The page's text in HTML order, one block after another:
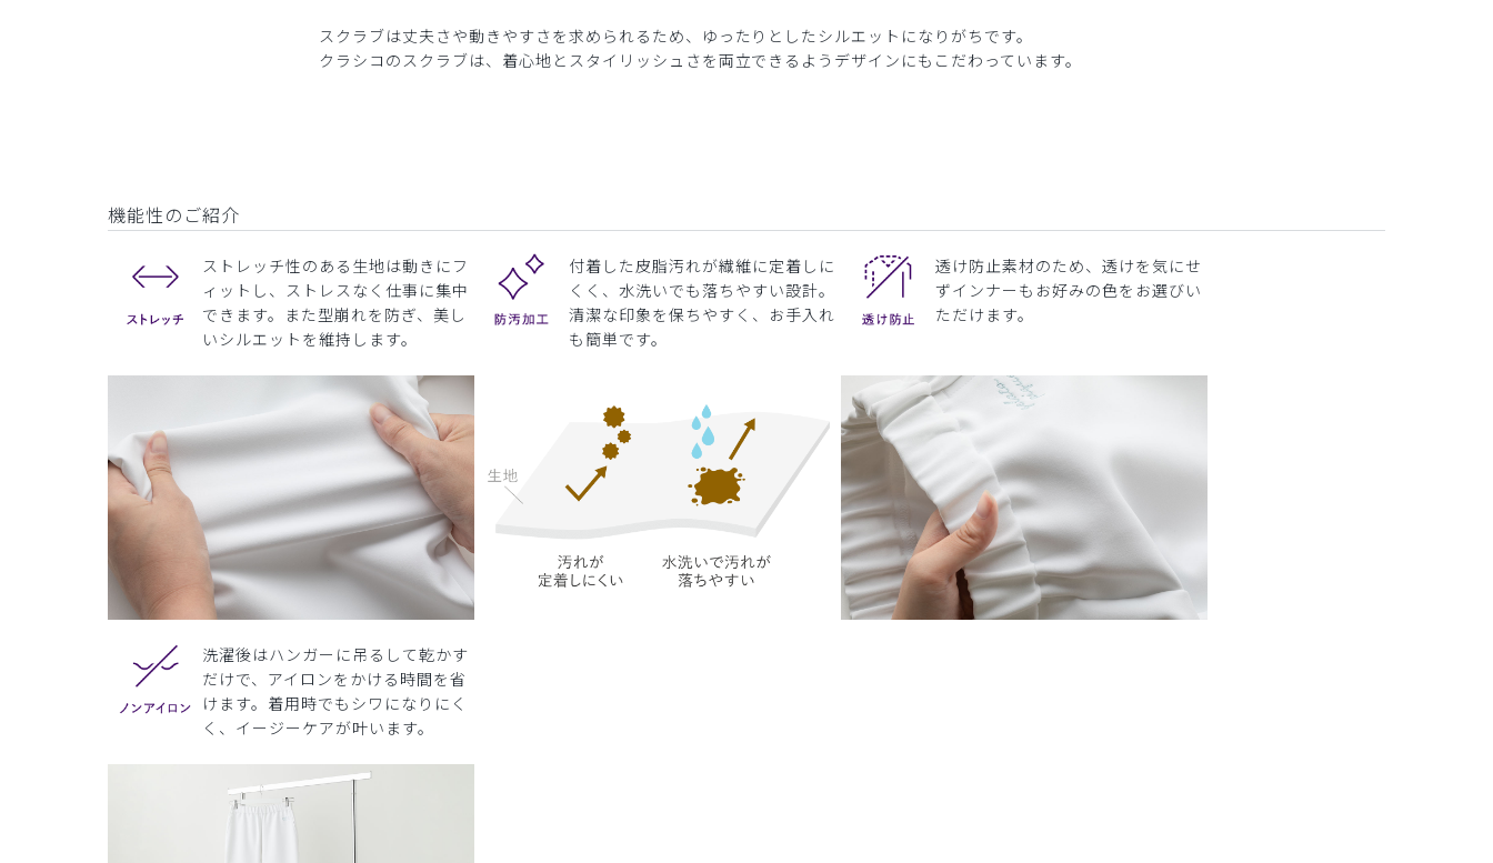
スクラブは丈夫さや動きやすさを求められるため、ゆったりとしたシルエットになりがちです。
クラシコのスクラブは、着心地とスタイリッシュさを両立できるようデザインにもこだわっています。
機能性のご紹介
ストレッチ性のある生地は動きにフ
ィットし、ストレスなく仕事に集中
できます。また型崩れを防ぎ、美し
いシルエットを維持します。
付着した皮脂汚れが繊維に定着しに
くく、水洗いでも落ちやすい設計。
清潔な印象を保ちやすく、お手入れ
も簡単です。
透け防止素材のため、透けを気にせ
ずインナーもお好みの色をお選びい
ただけます。
洗濯後はハンガーに吊るして乾かす
だけで、アイロンをかける時間を省
けます。着用時でもシワになりにく
く、イージーケアが叶います。